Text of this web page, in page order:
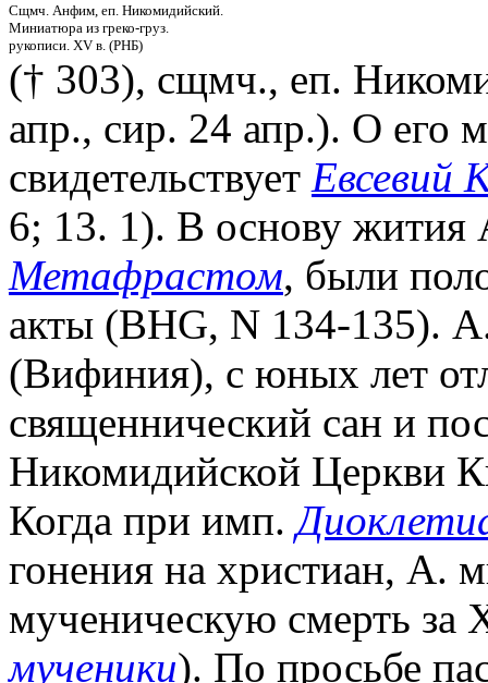
Сщмч. Анфим, еп. Никомидийский.
Миниатюра из греко-груз.
рукописи. XV в. (РНБ)
(† 303), сщмч., еп.
апр., сир. 24 апр.). О его
свидетельствует Евсевий
6; 13. 1). В основу жития
Метафрастом, были
акты (BHG, N 134-135).
(Вифиния), с юных лет
священнический сан и
Никомидийской Церкви
Когда при имп.
гонения на христиан, А.
мученическую смерть за
мученики). По просьбе